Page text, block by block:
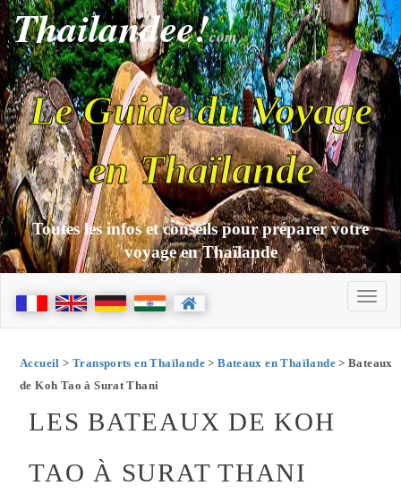
Thailandee!com
Le Guide du Voyage
en Thaïlande
Toutes les infos et conseils pour préparer votre
voyage en Thaïlande
Accueil > Transports en Thaïlande>Bateaux en Thaïlande> Bateaux
de Koh Tao à Surat Thani
LES BATEAUX DE KOH
TAO À SURAT THANI